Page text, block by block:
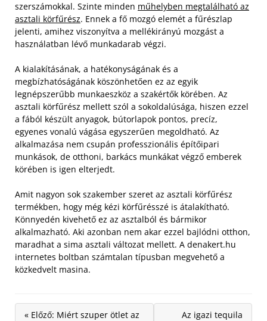
szerszámokkal. Szinte minden műhelyben megtalálható az
asztali körfűrész. Ennek a fő mozgó elemét a fűrészlap
jelenti, amihez viszonyítva a mellékirányú mozgást a
használatban lévő munkadarab végzi.
A kialakításának, a hatékonyságának és a
megbízhatóságának köszönhetően ez az egyik
legnépszerűbb munkaeszköz a szakértők körében. Az
asztali körfűrész mellett szól a sokoldalúsága, hiszen ezzel
a fából készült anyagok, bútorlapok pontos, precíz,
egyenes vonalú vágása egyszerűen megoldható. Az
alkalmazása nem csupán professzionális építőipari
munkások, de otthoni, barkács munkákat végző emberek
körében is igen elterjedt.
Amit nagyon sok szakember szeret az asztali körfűrész
termékben, hogy még kézi körfűrésszé is átalakítható.
Könnyedén kivehető ez az asztalból és bármikor
alkalmazható. Aki azonban nem akar ezzel bajlódni otthon,
maradhat a sima asztali változat mellett. A denakert.hu
internetes boltban számtalan típusban megvehető a
közkedvelt masina.
« Előző: Miért szuper ötlet az
Az igazi tequila